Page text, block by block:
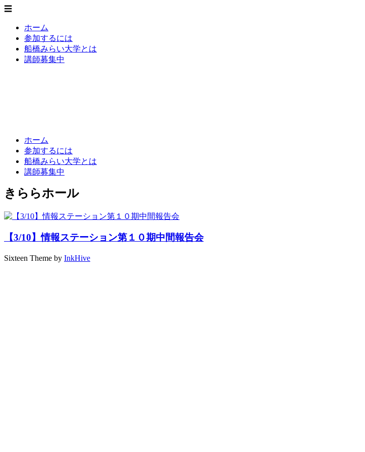
☰
ホーム
参加するには
船橋みらい大学とは
講師募集中
ホーム
参加するには
船橋みらい大学とは
講師募集中
きららホール
【3/10】情報ステーション第１０期中間報告会
Sixteen Theme by InkHive